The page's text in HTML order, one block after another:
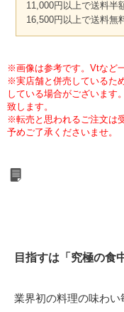
11,000円以上で送料半
16,500円以上で送料無
※画像は参考です。Vtなど
※実店舗と併売しているた
している場合がございます
致します。
※転売と思われるご注文は
予めご了承くださいませ。
目指すは「究極の食
業界初の料理の味わい